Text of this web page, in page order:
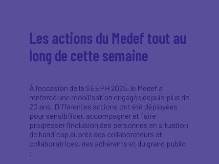
Les actions du Medef tout au
long de cette semaine
À l’occasion de la SEEPH 2025, le Medef a
renforcé une mobilisation engagée depuis plus de
20 ans. Différentes actions ont été déployées
pour sensibiliser, accompagner et faire
progresser l’inclusion des personnes en situation
de handicap auprès des collaborateurs et
collaboratrices, des adhérents et du grand public
: